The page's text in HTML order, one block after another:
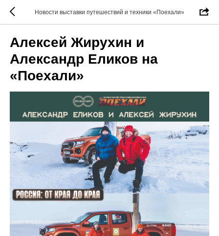
Новости выставки путешествий и техники «Поехали»
Алексей Жирухин и
Александр Еликов на
«Поехали»